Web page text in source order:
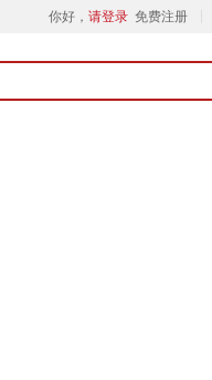
你好， 请登录 免费注册